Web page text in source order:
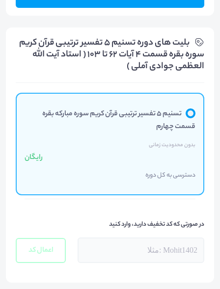
بلیت های دوره تسنیم 5 تفسیر ترتیبی قرآن کریم
سوره بقره قسمت 4 آیات 62 تا 103 ( استاد آیت الله
العظمی جوادی آملی )
تسنیم 5 تفسیر ترتیبی قرآن کریم سوره مبارکه بقره
قسمت چهارم
بدون محدودیت زمانی
رایگان
دسترسی به کل دوره
در صورتی که کد تخفیف دارید، وارد کنید
اعمال کد